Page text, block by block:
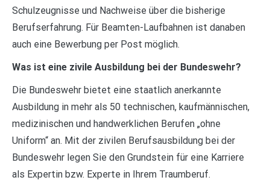
Schulzeugnisse und Nachweise über die bisherige
Berufserfahrung. Für Beamten-Laufbahnen ist danaben
auch eine Bewerbung per Post möglich.
Was ist eine zivile Ausbildung bei der Bundeswehr?
Die Bundeswehr bietet eine staatlich anerkannte
Ausbildung in mehr als 50 technischen, kaufmännischen,
medizinischen und handwerklichen Berufen „ohne
Uniform“ an. Mit der zivilen Berufsausbildung bei der
Bundeswehr legen Sie den Grundstein für eine Karriere
als Expertin bzw. Experte in Ihrem Traumberuf.